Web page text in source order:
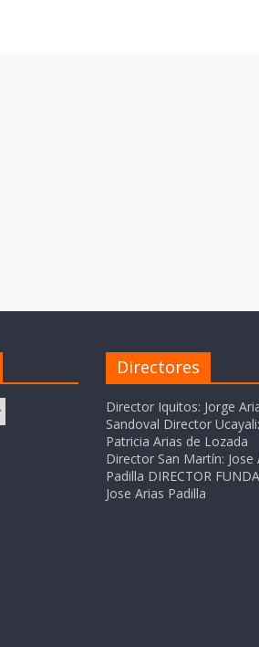
Directores
Director Iquitos: Jorge
Sandoval Director Ucayali:
Patricia Arias de Lozada
Director San Martín: Jose
Padilla DIRECTOR
Jose Arias Padilla